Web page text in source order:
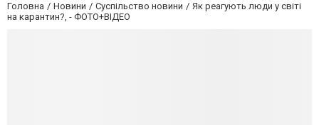
Головна Новини Суспільство новини
Як реагують люди у світі
на карантин?, - ФОТО+ВІДЕО